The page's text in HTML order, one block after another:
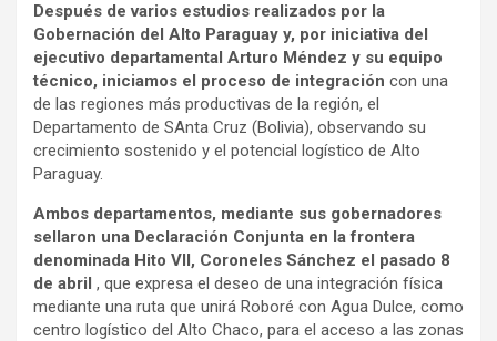
Después de varios estudios realizados por la
Gobernación del Alto Paraguay y, por iniciativa del
ejecutivo departamental Arturo Méndez y su equipo
técnico, iniciamos el proceso de integración con una
de las regiones más productivas de la región, el
Departamento de SAnta Cruz (Bolivia), observando su
crecimiento sostenido y el potencial logístico de Alto
Paraguay.
Ambos departamentos, mediante sus gobernadores
sellaron una Declaración Conjunta en la frontera
denominada Hito VII, Coroneles Sánchez el pasado 8
de abril , que expresa el deseo de una integración física
mediante una ruta que unirá Roboré con Agua Dulce, como
centro logístico del Alto Chaco, para el acceso a las zonas